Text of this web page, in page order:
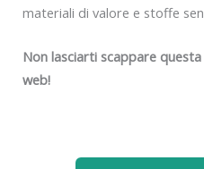
materiali di valore e stoffe
Non lasciarti scappare
web!